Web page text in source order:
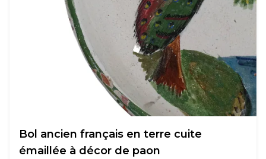
Bol ancien français en terre cuite
émaillée à décor de paon